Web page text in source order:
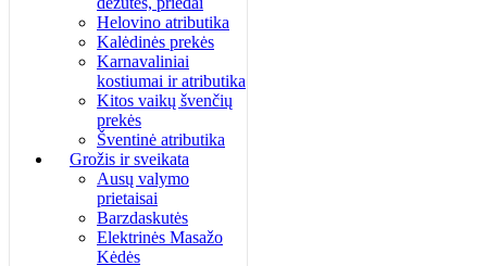
Helovino atributika
Kalėdinės prekės
Karnavaliniai
kostiumai ir atributika
Kitos vaikų švenčių
prekės
Šventinė atributika
Grožis ir sveikata
Ausų valymo
prietaisai
Barzdaskutės
Elektrinės Masažo
Kėdės